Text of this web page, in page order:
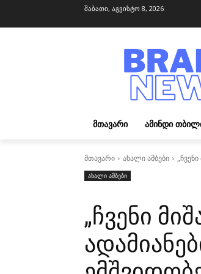
შაბათი, აგვისტო 8, 2026
ᲛᲗᲐᲕᲐᲠᲘ ᲐᲛᲘᲜᲓᲘ
მთავარი ახალი ამბები
ახალი ამბები
„ჩვენი